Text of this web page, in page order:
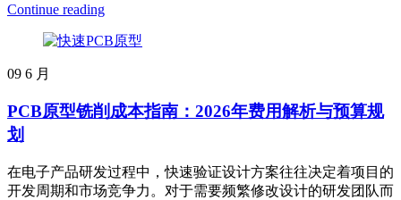
Continue reading
09 6 月
PCB原型铣削成本指南：2026年费用解析与预算规
划
在电子产品研发过程中，快速验证设计方案往往决定着项目的
开发周期和市场竞争力。对于需要频繁修改设计的研发团队而